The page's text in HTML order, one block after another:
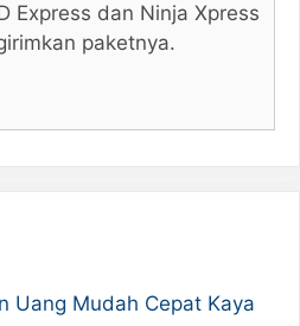
Express dan Ninja Xpress
paketnya.
Uang Mudah Cepat Kaya